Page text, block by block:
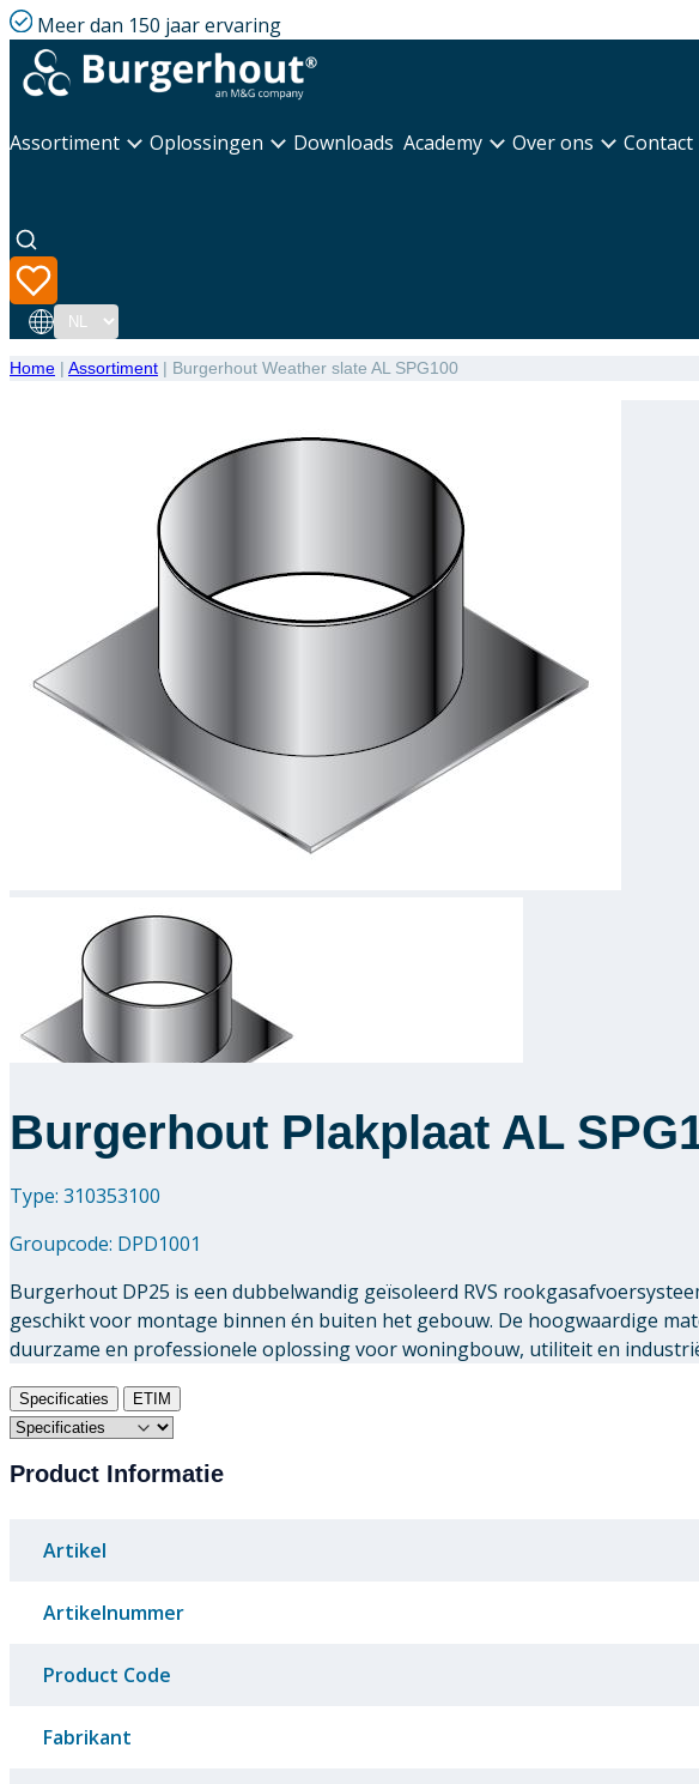
Meer dan 150 jaar ervaring
Assortiment Oplossingen Downloads Academy Over ons Contact
Taal
Home | Assortiment | Burgerhout Weather slate AL SPG100
Burgerhout Plakplaat AL
Type: 310353100
Groupcode: DPD1001
Burgerhout DP25 is een dubbelwandig geïsoleerd RVS
geschikt voor montage binnen én buiten het gebouw. De hoogwaardige
duurzame en professionele oplossing voor woningbouw, utiliteit en
Specificaties ETIM
Product Informatie
Artikel
Artikelnummer
Product Code
Fabrikant